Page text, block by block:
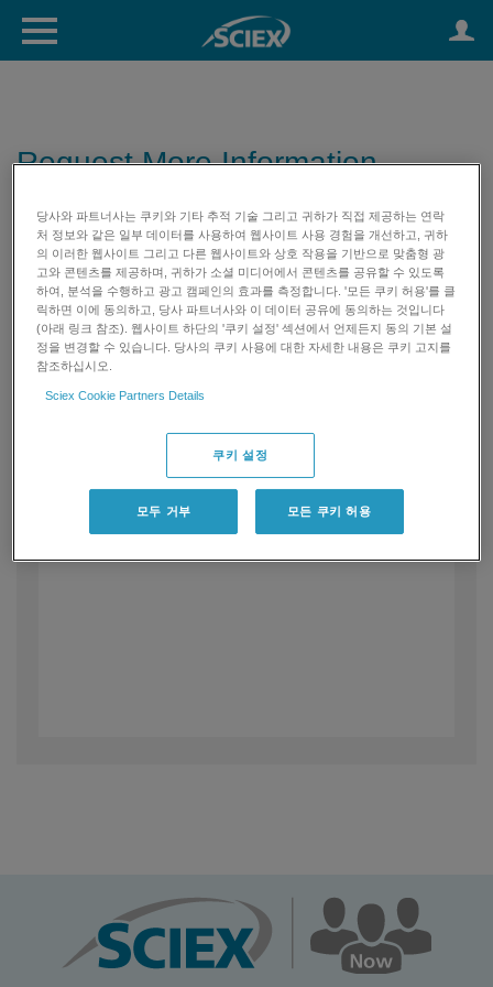
Request More Information
당사와 파트너사는 쿠키와 기타 추적 기술 그리고 귀하가 직접 제공하는 연락
처 정보와 같은 일부 데이터를 사용하여 웹사이트 사용 경험을 개선하고, 귀하
의 이러한 웹사이트 그리고 다른 웹사이트와 상호 작용을 기반으로 맞춤형 광
고와 콘텐츠를 제공하며, 귀하가 소셜 미디어에서 콘텐츠를 공유할 수 있도록
하여, 분석을 수행하고 광고 캠페인의 효과를 측정합니다. '모든 쿠키 허용'를 클
릭하면 이에 동의하고, 당사 파트너사와 이 데이터 공유에 동의하는 것입니다
(아래 링크 참조). 웹사이트 하단의 '쿠키 설정' 섹션에서 언제든지 동의 기본 설
정을 변경할 수 있습니다. 당사의 쿠키 사용에 대한 자세한 내용은 쿠키 고지를
참조하십시오.
Sciex Cookie Partners Details
쿠키 설정
모두 거부 모든 쿠키 허용